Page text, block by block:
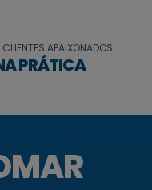
APAIXONADOS
PRÁTICA